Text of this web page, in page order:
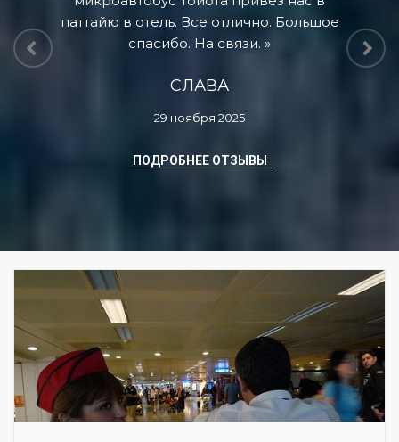
паттайю в отель. Все отлично. Большое
спасибо. На связи.
СЛАВА
29 ноября 2025
ПОДРОБНЕЕ ОТЗЫВЫ